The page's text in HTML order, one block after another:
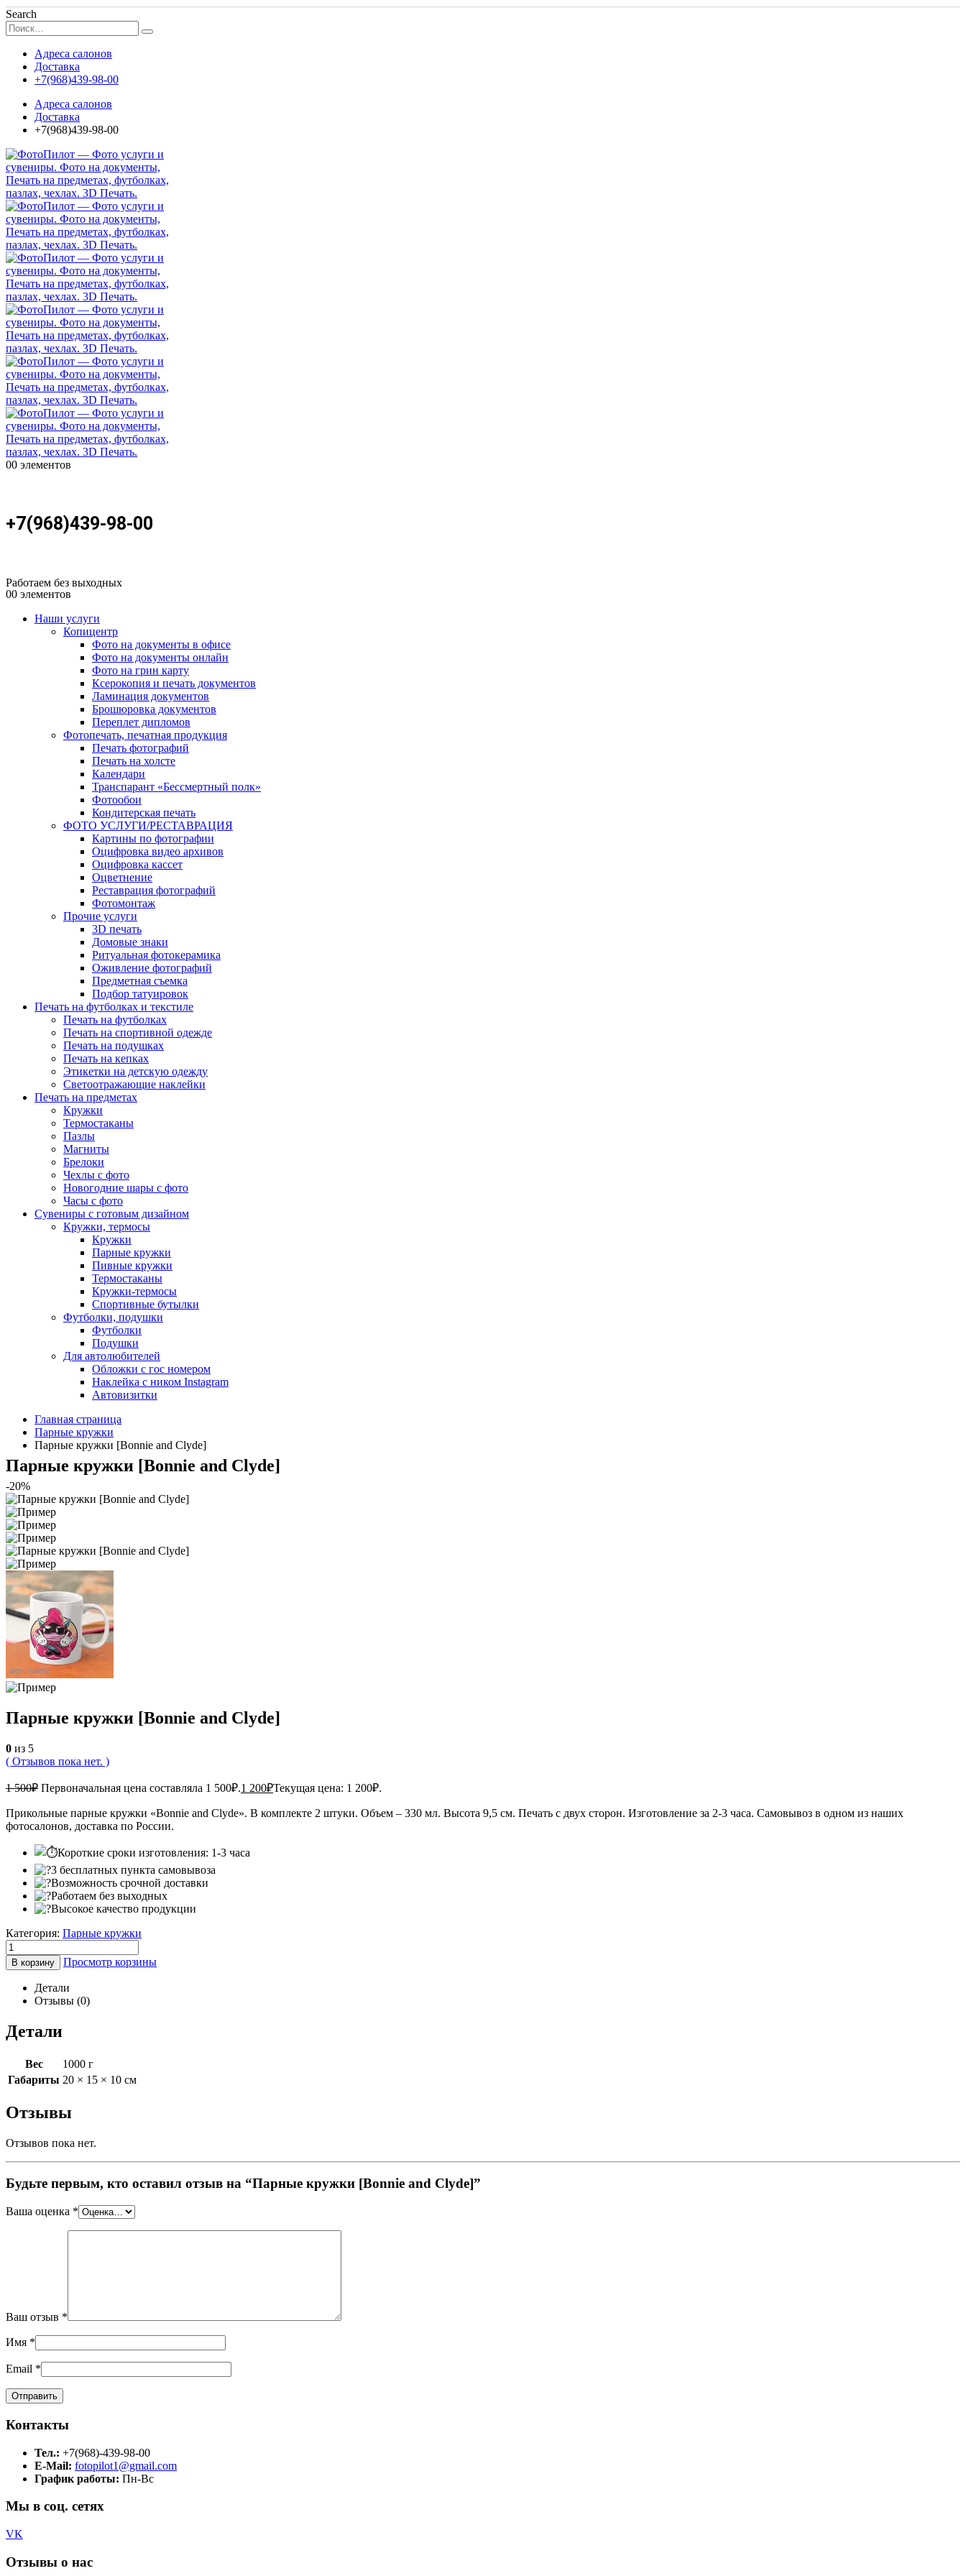
Search
Адреса салонов
Доставка
+7(968)439-98-00
Адреса салонов
Доставка
+7(968)439-98-00
00 элементов
+7(968)439-98-00
Работаем без выходных
00 элементов
Наши услуги
Копицентр
Фото на документы в офисе
Фото на документы онлайн
Фото на грин карту
Ксерокопия и печать документов
Ламинация документов
Брошюровка документов
Переплет дипломов
Фотопечать, печатная продукция
Печать фотографий
Печать на холсте
Календари
Транспарант «Бессмертный полк»
Фотообои
Кондитерская печать
ФОТО УСЛУГИ/РЕСТАВРАЦИЯ
Картины по фотографии
Оцифровка видео архивов
Оцифровка кассет
Оцветнение
Реставрация фотографий
Фотомонтаж
Прочие услуги
3D печать
Домовые знаки
Ритуальная фотокерамика
Оживление фотографий
Предметная съемка
Подбор татуировок
Печать на футболках и текстиле
Печать на футболках
Печать на спортивной одежде
Печать на подушках
Печать на кепках
Этикетки на детскую одежду
Светоотражающие наклейки
Печать на предметах
Кружки
Термостаканы
Пазлы
Магниты
Брелоки
Чехлы с фото
Новогодние шары с фото
Часы с фото
Сувениры с готовым дизайном
Кружки, термосы
Кружки
Парные кружки
Пивные кружки
Термостаканы
Кружки-термосы
Спортивные бутылки
Футболки, подушки
Футболки
Подушки
Для автолюбителей
Обложки с гос номером
Наклейка с ником Instagram
Автовизитки
Главная страница
Парные кружки
Парные кружки [Bonnie and Clyde]
Парные кружки [Bonnie and Clyde]
-20%
Парные кружки [Bonnie and Clyde]
0 из 5
( Отзывов пока нет. )
1 500₽ Первоначальная цена составляла 1 500₽.1 200₽Текущая цена: 1 200₽.
Прикольные парные кружки «Bonnie and Clyde». В комплекте 2 штуки. Объем – 330 мл. Высота 9,5 см. Печать с двух сторон. Изготовление за 2-3 часа. Самовывоз в одном из наших
фотосалонов, доставка по России.
Короткие сроки изготовления: 1-3 часа
3 бесплатных пункта самовывоза
Возможность срочной доставки
Работаем без выходных
Высокое качество продукции
Категория: Парные кружки
В корзину Просмотр корзины
Детали
Отзывы (0)
Детали
Вес
1000 г
Габариты 20 × 15 × 10 см
Отзывы
Отзывов пока нет.
Будьте первым, кто оставил отзыв на “Парные кружки [Bonnie and Clyde]”
Ваша оценка *
Ваш отзыв *
Имя *
Email *
Контакты
Тел.: +7(968)-439-98-00
E-Mail: fotopilot1@gmail.com
График работы: Пн-Вс
Мы в соц. сетях
VK
Отзывы о нас